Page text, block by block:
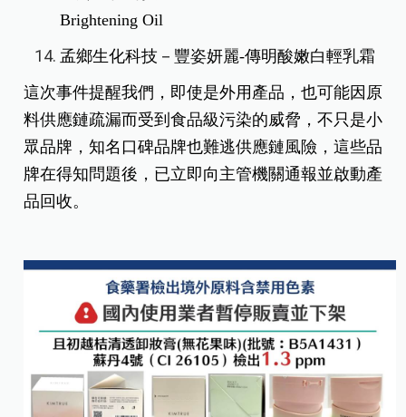
Brightening Oil
孟鄉生化科技－豐姿妍麗-傳明酸嫩白輕乳霜
這次事件提醒我們，即使是外用產品，也可能因原
料供應鏈疏漏而受到食品級污染的威脅，不只是小
眾品牌，知名口碑品牌也難逃供應鏈風險，這些品
牌在得知問題後，已立即向主管機關通報並啟動產
品回收。